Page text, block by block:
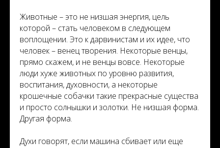
Животные – это не низшая энергия, цель
которой – стать человеком в следующем
воплощении. Это к дарвинистам и их идее, что
человек – венец творения. Некоторые венцы,
прямо скажем, и не венцы вовсе. Некоторые
люди хуже животных по уровню развития,
воспитания, духовности, а некоторые
крошечные собачки такие прекрасные существа
и просто солнышки и золотки. Не низшая форма.
Другая форма.
Духи говорят, если машина сбивает или еще